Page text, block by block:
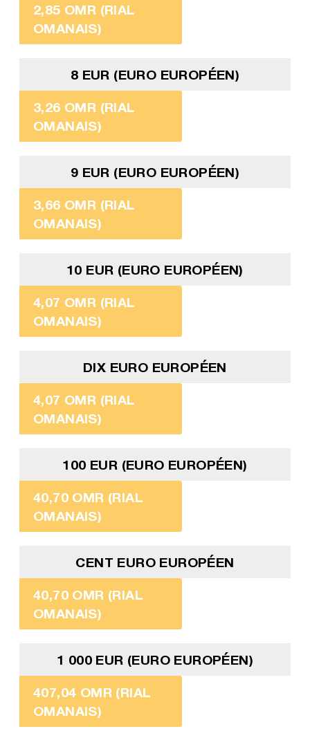
2,85 OMR (RIAL
OMANAIS)
8 EUR (EURO EUROPÉEN)
3,26 OMR (RIAL
OMANAIS)
9 EUR (EURO EUROPÉEN)
3,66 OMR (RIAL
OMANAIS)
10 EUR (EURO EUROPÉEN)
4,07 OMR (RIAL
OMANAIS)
DIX EURO EUROPÉEN
4,07 OMR (RIAL
OMANAIS)
100 EUR (EURO EUROPÉEN)
40,70 OMR (RIAL
OMANAIS)
CENT EURO EUROPÉEN
40,70 OMR (RIAL
OMANAIS)
1 000 EUR (EURO EUROPÉEN)
407,04 OMR (RIAL
OMANAIS)